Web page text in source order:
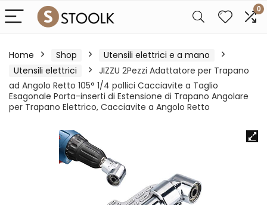
0
Home Shop
Utensili elettrici e a mano
Utensili elettrici
JIZZU 2Pezzi Adattatore per Trapano
ad Angolo Retto 105° 1/4 pollici Cacciavite a Taglio
Esagonale Porta-inserti di Estensione di Trapano Angolare
per Trapano Elettrico, Cacciavite a Angolo Retto